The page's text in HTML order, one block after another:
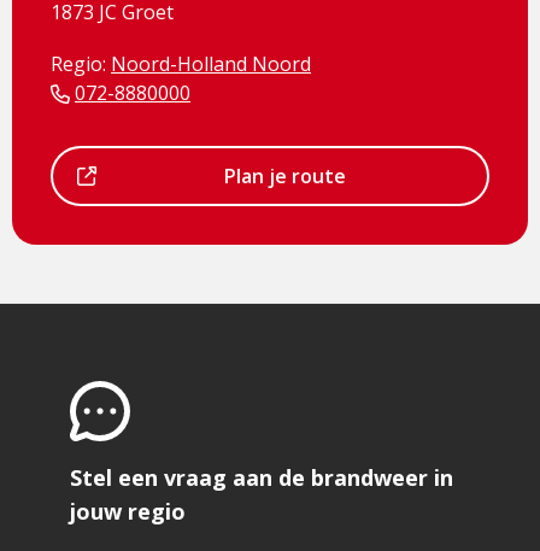
1873 JC Groet
Regio: Noord-Holland Noord
072-8880000
is
Plan je route
Stel een vraag aan de brandweer in
jouw regio